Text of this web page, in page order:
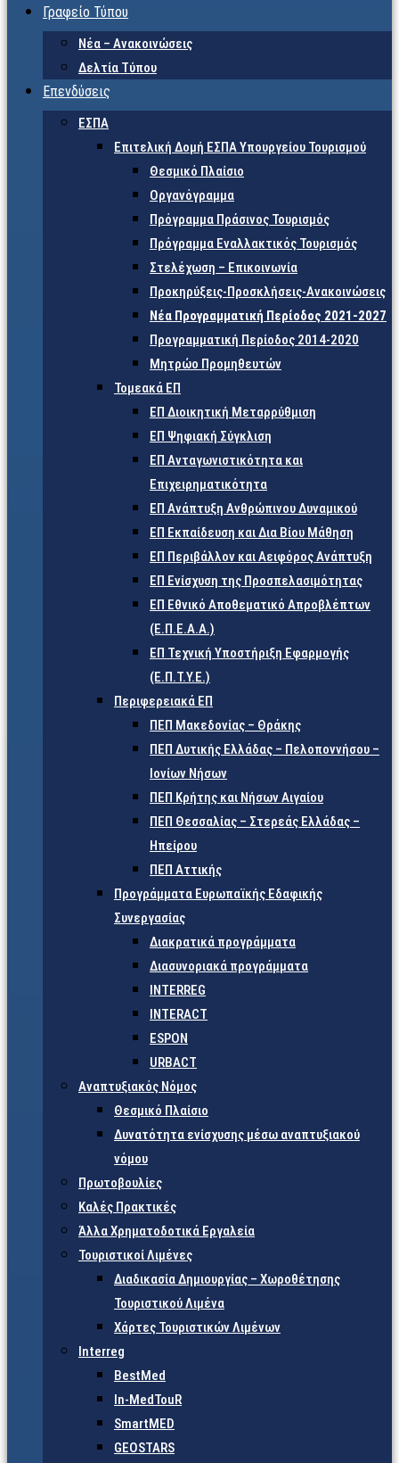
Γραφείο Τύπου
Νέα – Ανακοινώσεις
Δελτία Τύπου
Επενδύσεις
ΕΣΠΑ
Επιτελική Δομή ΕΣΠΑ Υπουργείου Τουρισμού
Θεσμικό Πλαίσιο
Οργανόγραμμα
Πρόγραμμα Πράσινος Τουρισμός
Πρόγραμμα Εναλλακτικός Τουρισμός
Στελέχωση – Επικοινωνία
Προκηρύξεις-Προσκλήσεις-Ανακοινώσεις
Νέα Προγραμματική Περίοδος 2021-2027
Προγραμματική Περίοδος 2014-2020
Μητρώο Προμηθευτών
Τομεακά ΕΠ
ΕΠ Διοικητική Μεταρρύθμιση
ΕΠ Ψηφιακή Σύγκλιση
ΕΠ Ανταγωνιστικότητα και
Επιχειρηματικότητα
ΕΠ Ανάπτυξη Ανθρώπινου Δυναμικού
ΕΠ Εκπαίδευση και Δια Βίου Μάθηση
ΕΠ Περιβάλλον και Αειφόρος Ανάπτυξη
ΕΠ Ενίσχυση της Προσπελασιμότητας
ΕΠ Εθνικό Αποθεματικό Απροβλέπτων
(Ε.Π.Ε.Α.Α.)
ΕΠ Τεχνική Υποστήριξη Εφαρμογής
(Ε.Π.Τ.Υ.Ε.)
Περιφερειακά ΕΠ
ΠΕΠ Μακεδονίας – Θράκης
ΠΕΠ Δυτικής Ελλάδας – Πελοποννήσου –
Ιονίων Νήσων
ΠΕΠ Κρήτης και Νήσων Αιγαίου
ΠΕΠ Θεσσαλίας – Στερεάς Ελλάδας –
Ηπείρου
ΠΕΠ Αττικής
Προγράμματα Ευρωπαϊκής Εδαφικής
Συνεργασίας
Διακρατικά προγράμματα
Διασυνοριακά προγράμματα
INTERREG
INTERACT
ESPON
URBACT
Αναπτυξιακός Νόμος
Θεσμικό Πλαίσιο
Δυνατότητα ενίσχυσης μέσω αναπτυξιακού
νόμου
Πρωτοβουλίες
Καλές Πρακτικές
Άλλα Χρηματοδοτικά Εργαλεία
Τουριστικοί Λιμένες
Διαδικασία Δημιουργίας – Χωροθέτησης
Τουριστικού Λιμένα
Χάρτες Τουριστικών Λιμένων
Interreg
BestMed
In-MedTouR
SmartMED
GEOSTARS